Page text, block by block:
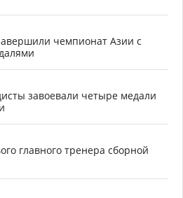
чемпионат Азии с
завоевали четыре медали
главного тренера сборной